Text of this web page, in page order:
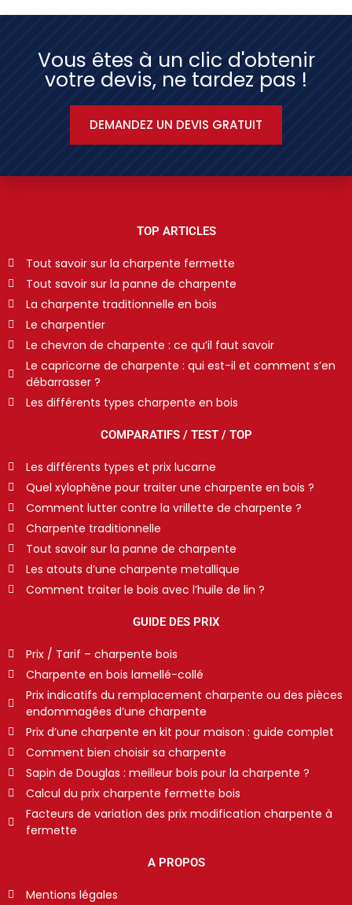
Vous êtes à un clic d'obtenir
votre devis, ne tardez pas !
DEMANDEZ UN DEVIS GRATUIT
TOP ARTICLES
Tout savoir sur la charpente fermette
Tout savoir sur la panne de charpente
La charpente traditionnelle en bois
Le charpentier
Le chevron de charpente : ce qu’il faut savoir
Le capricorne de charpente : qui est-il et comment s’en
débarrasser ?
Les différents types charpente en bois
COMPARATIFS / TEST / TOP
Les différents types et prix lucarne
Quel xylophène pour traiter une charpente en bois ?
Comment lutter contre la vrillette de charpente ?
Charpente traditionnelle
Tout savoir sur la panne de charpente
Les atouts d’une charpente metallique
Comment traiter le bois avec l’huile de lin ?
GUIDE DES PRIX
Prix / Tarif – charpente bois
Charpente en bois lamellé-collé
Prix indicatifs du remplacement charpente ou des pièces
endommagées d’une charpente
Prix d’une charpente en kit pour maison : guide complet
Comment bien choisir sa charpente
Sapin de Douglas : meilleur bois pour la charpente ?
Calcul du prix charpente fermette bois
Facteurs de variation des prix modification charpente à
fermette
A PROPOS
Mentions légales